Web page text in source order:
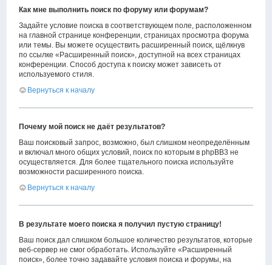
Как мне выполнить поиск по форуму или форумам?
Задайте условие поиска в соответствующем поле, расположенном
на главной странице конференции, страницах просмотра форума
или темы. Вы можете осуществить расширенный поиск, щёлкнув
по ссылке «Расширенный поиск», доступной на всех страницах
конференции. Способ доступа к поиску может зависеть от
используемого стиля.
Вернуться к началу
Почему мой поиск не даёт результатов?
Ваш поисковый запрос, возможно, был слишком неопределённым
и включал много общих условий, поиск по которым в phpBB3 не
осуществляется. Для более тщательного поиска используйте
возможности расширенного поиска.
Вернуться к началу
В результате моего поиска я получил пустую страницу!
Ваш поиск дал слишком большое количество результатов, которые
веб-сервер не смог обработать. Используйте «Расширенный
поиск», более точно задавайте условия поиска и форумы, на